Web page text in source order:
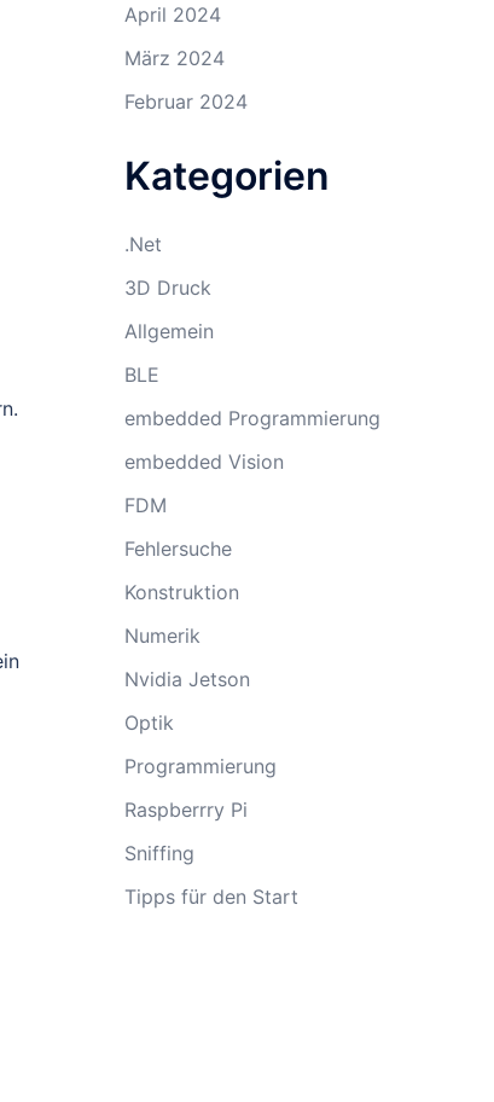
April 2024
März 2024
Februar 2024
Kategorien
.Net
3D Druck
Allgemein
BLE
embedded Programmierung
embedded Vision
FDM
Fehlersuche
Konstruktion
Numerik
Nvidia Jetson
Optik
Programmierung
Raspberrry Pi
Sniffing
Tipps für den Start